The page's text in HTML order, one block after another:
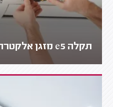
תקלה e5 מזגן אלקטרה